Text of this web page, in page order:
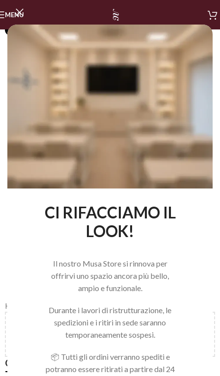
CI RIFACCIAMO IL
LOOK!
Il nostro Musa Store si rinnova per
offrirvi uno spazio ancora più bello,
ampio e funzionale.
Durante i lavori di ristrutturazione, le
spedizioni e i ritiri in sede saranno
temporaneamente sospesi.
📦 Tutti gli ordini verranno spediti e
potranno essere ritirati a partire dal 24
MENU
Home LINEA NAILS / GEL POLISH GEL POLISH
150,00€al carrello e ottieni la spedizione
GEL POLISH 025